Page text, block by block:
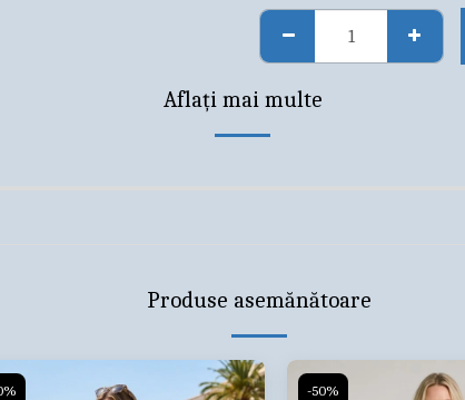
Aflați mai multe
Produse asemănătoare
-50%